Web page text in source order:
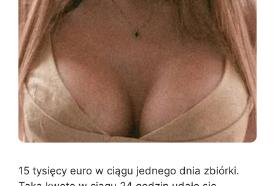
15 tysięcy euro w ciągu jednego dnia zbiórki.